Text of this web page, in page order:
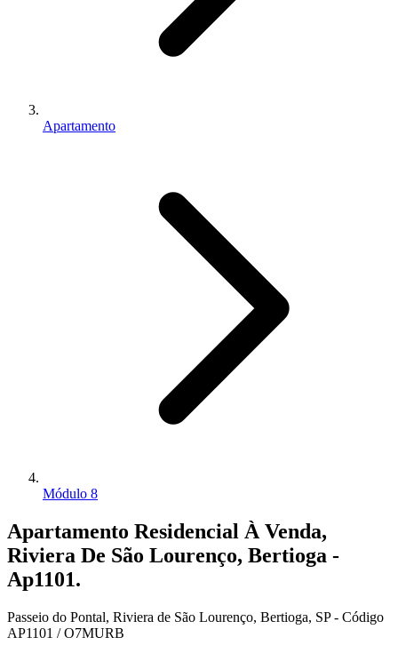
Apartamento
Módulo 8
Apartamento Residencial À Venda,
Riviera De São Lourenço, Bertioga -
Ap1101.
Passeio do Pontal, Riviera de São Lourenço, Bertioga, SP - Código
AP1101 / O7MURB